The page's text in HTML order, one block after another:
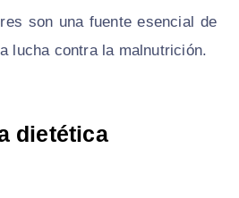
son una fuente esencial de
lucha contra la malnutrición.
dietética